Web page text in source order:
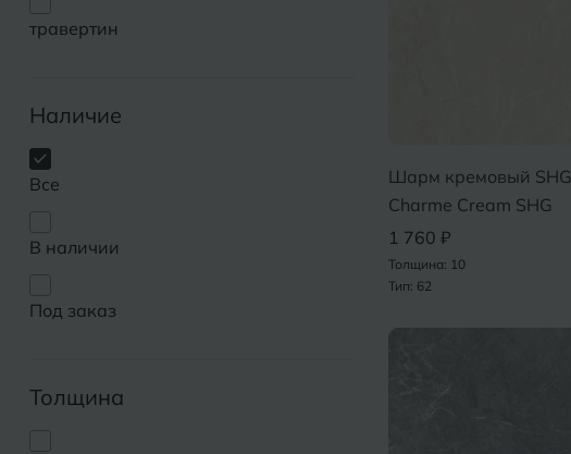
травертин
Наличие
Все
В наличии
Под заказ
Толщина
Шарм кремовый SHG
Charme Cream SHG
1 760 ₽
Толщина: 10
Тип: 62